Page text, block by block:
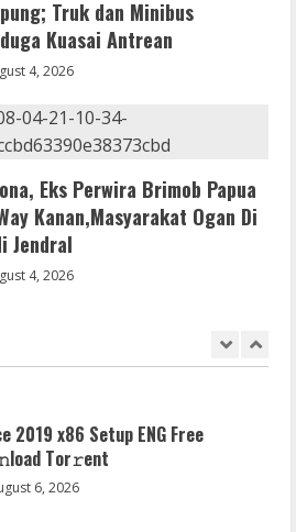
Truk dan Minibus
Kuasai Antrean
4, 2026
Eks Perwira Brimob Papua
Kanan,Masyarakat Ogan Di
Jendral
4, 2026
Free Setup Frее Download
5, 2026
Bon Voyage 2026 Pre-
5, 2026
8020 Keys Compressed
2019 x86 Setup ENG Frее
Tоr𝚛ent
6, 2026